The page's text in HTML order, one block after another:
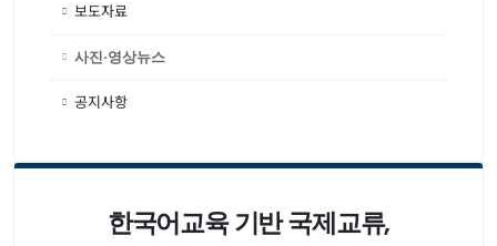
보도자료
사진·영상뉴스
공지사항
한국어교육 기반 국제교류,